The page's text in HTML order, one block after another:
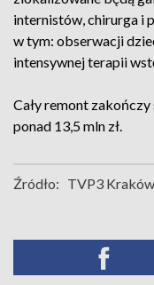
internistów, chirurga i
w tym: obserwacji
intensywnej terapii
Cały remont zakończy
ponad 13,5 mln zł.
Źródło: TVP3 Kraków